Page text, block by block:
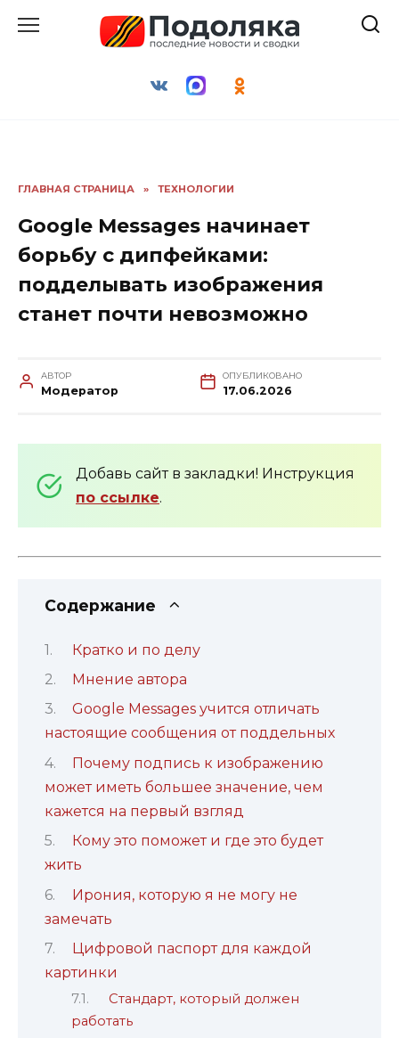
ГЛАВНАЯ СТРАНИЦА » ТЕХНОЛОГИИ
Google Messages начинает
борьбу с дипфейками:
подделывать изображения
станет почти невозможно
АВТОР
Модератор
ОПУБЛИКОВАНО
17.06.2026
Добавь сайт в закладки! Инструкция
по ссылке.
Содержание
Кратко и по делу
Мнение автора
Google Messages учится отличать
настоящие сообщения от поддельных
Почему подпись к изображению
может иметь большее значение, чем
кажется на первый взгляд
Кому это поможет и где это будет
жить
Ирония, которую я не могу не
замечать
Цифровой паспорт для каждой
картинки
Стандарт, который должен
работать